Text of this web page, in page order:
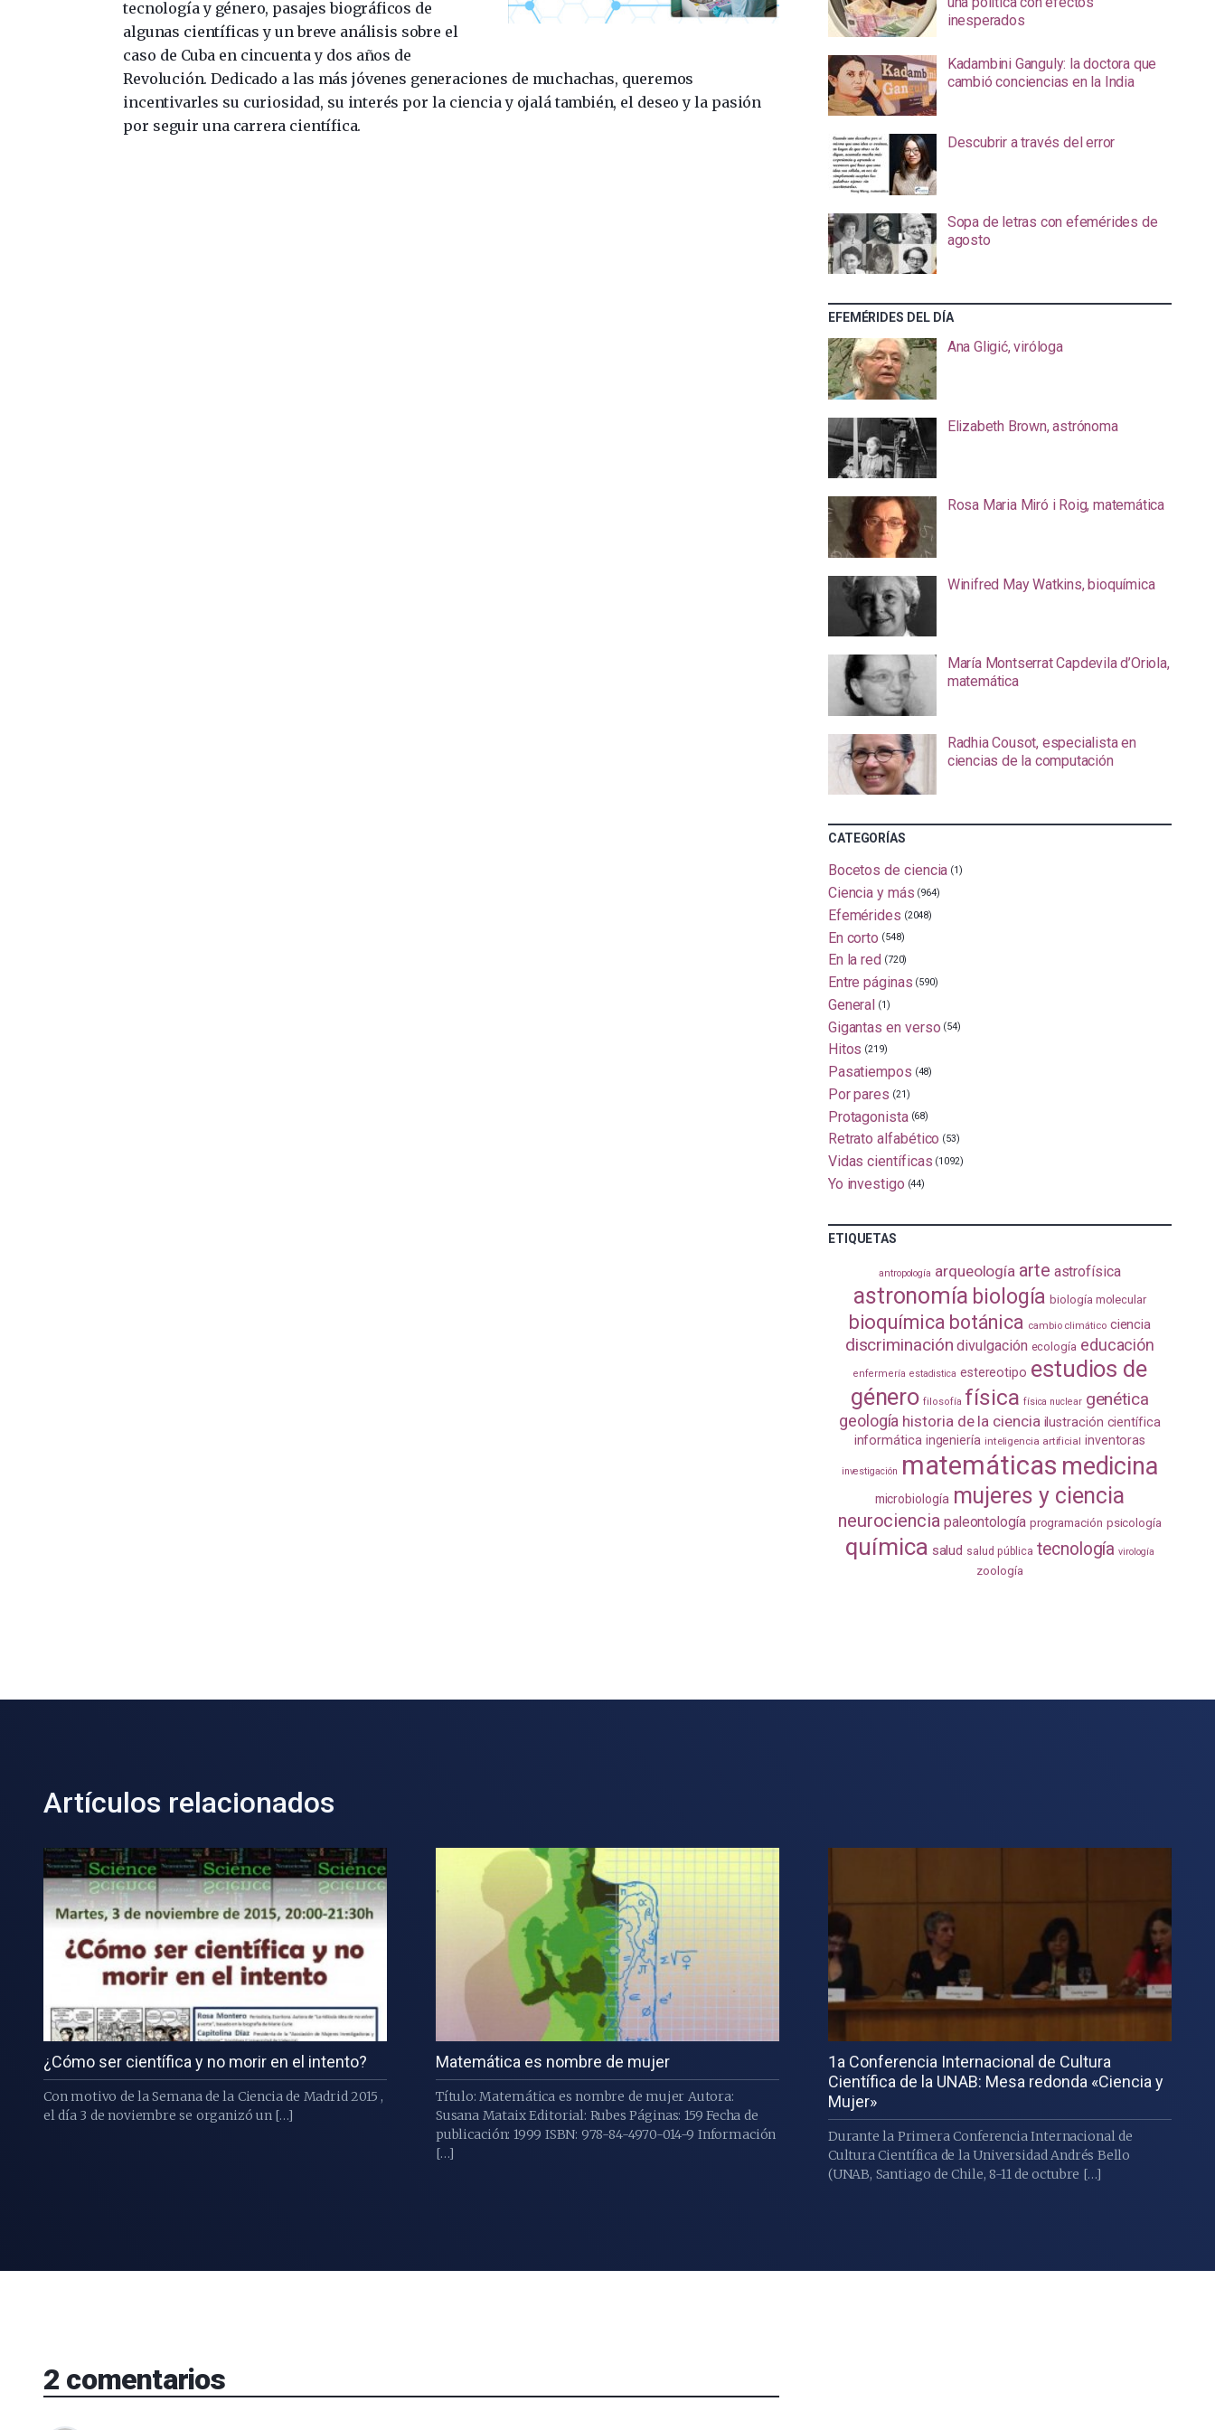
tecnología y género, pasajes biográficos de
algunas científicas y un breve análisis sobre el
caso de Cuba en cincuenta y dos años de
Revolución. Dedicado a las más jóvenes generaciones de muchachas, queremos
incentivarles su curiosidad, su interés por la ciencia y ojalá también, el deseo y la pasión
por seguir una carrera científica.
inesperados
Kadambini Ganguly: la doctora que
cambió conciencias en la India
Descubrir a través del error
Sopa de letras con efemérides de
agosto
EFEMÉRIDES DEL DÍA
Ana Gligić, viróloga
Elizabeth Brown, astrónoma
Rosa Maria Miró i Roig, matemática
Winifred May Watkins, bioquímica
María Montserrat Capdevila d’Oriola,
matemática
Radhia Cousot, especialista en
ciencias de la computación
CATEGORÍAS
Bocetos de ciencia (1)
Ciencia y más (964)
Efemérides (2048)
En corto (548)
En la red (720)
Entre páginas (590)
General (1)
Gigantas en verso (54)
Hitos (219)
Pasatiempos (48)
Por pares (21)
Protagonista (68)
Retrato alfabético (53)
Vidas científicas (1092)
Yo investigo (44)
ETIQUETAS
antropología arqueología arte astrofísica
astronomía biología biología molecular
bioquímica botánica cambio climático ciencia
discriminación divulgación ecología educación
enfermería estadistica estereotipo estudios de
género filosofía física física nuclear genética
geología historia de la ciencia ilustración científica
informática ingeniería inteligencia artificial inventoras
investigación matemáticas medicina
microbiología mujeres y ciencia
neurociencia paleontología programación psicología
química salud salud pública tecnología virología
zoología
Artículos relacionados
¿Cómo ser científica y no morir en el intento?
Con motivo de la Semana de la Ciencia de Madrid 2015 ,
el día 3 de noviembre se organizó un […]
Matemática es nombre de mujer
Título: Matemática es nombre de mujer Autora:
Susana Mataix Editorial: Rubes Páginas: 159 Fecha de
publicación: 1999 ISBN: 978-84-4970-014-9 Información
[…]
1a Conferencia Internacional de Cultura
Científica de la UNAB: Mesa redonda «Ciencia y
Mujer»
Durante la Primera Conferencia Internacional de
Cultura Científica de la Universidad Andrés Bello
(UNAB, Santiago de Chile, 8-11 de octubre […]
2 comentarios